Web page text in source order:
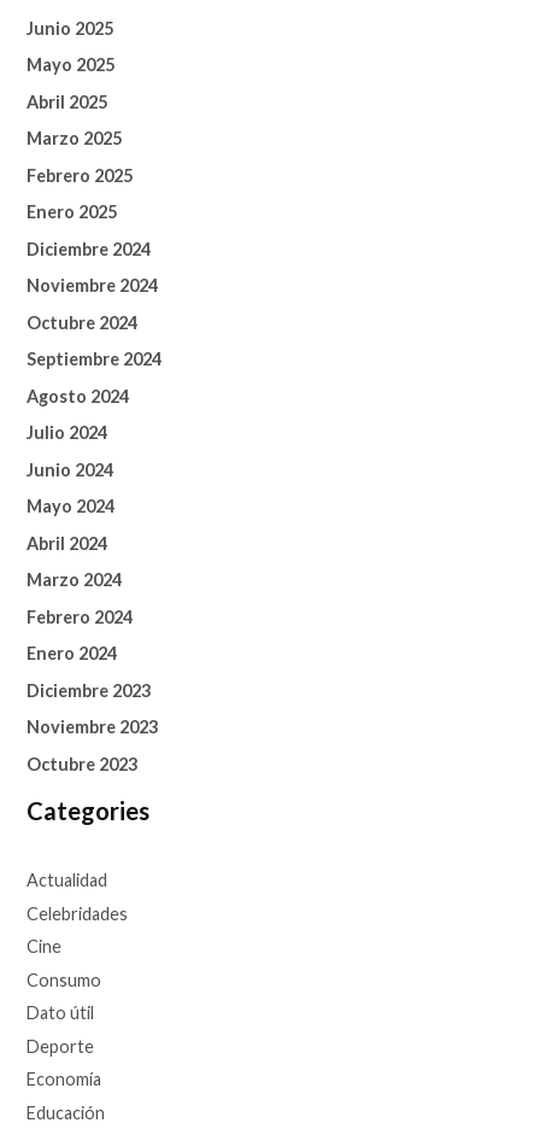
Junio 2025
Mayo 2025
Abril 2025
Marzo 2025
Febrero 2025
Enero 2025
Diciembre 2024
Noviembre 2024
Octubre 2024
Septiembre 2024
Agosto 2024
Julio 2024
Junio 2024
Mayo 2024
Abril 2024
Marzo 2024
Febrero 2024
Enero 2024
Diciembre 2023
Noviembre 2023
Octubre 2023
Categories
Actualidad
Celebridades
Cine
Consumo
Dato útil
Deporte
Economía
Educación